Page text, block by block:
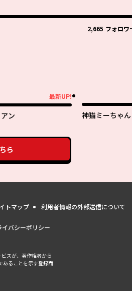
2,665 フォロワ
最新UP!
ン
神猫ミーちゃ
ら
トマップ 利用者情報の外部送信について
イバシーポリシー
スが、著作権者から
あることを示す登録商